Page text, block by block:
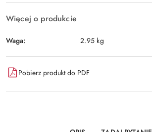
Więcej o produkcie
Waga: 2.95 kg
Pobierz produkt do PDF